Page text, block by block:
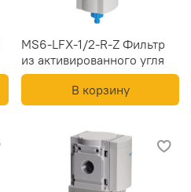
MS6-LFX-1/2-R-Z Фильтр
из активированного угля
В корзину